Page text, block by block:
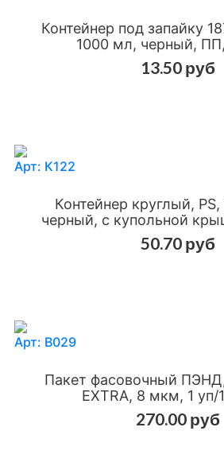
Контейнер под запайку
1000 мл, черный,
13.50 руб
Добавить в сравнения
Арт: К122
Контейнер круглый,
черный, с купольной
50.70 руб
Добавить в сравнения
Арт: В029
Пакет фасовочный
EXTRA, 8 мкм, 1 уп/
270.00 руб
Добавить в сравнения